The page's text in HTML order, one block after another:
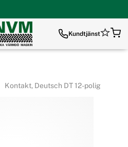
Kundtjänst
Kontakt, Deutsch DT 12-polig